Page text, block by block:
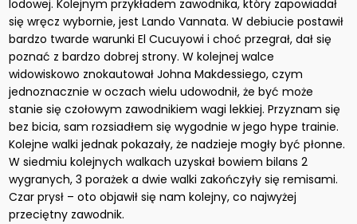
lodowej. Kolejnym przykładem zawodnika, który zapowiadał
się wręcz wybornie, jest Lando Vannata. W debiucie postawił
bardzo twarde warunki El Cucuyowi i choć przegrał, dał się
poznać z bardzo dobrej strony. W kolejnej walce
widowiskowo znokautował Johna Makdessiego, czym
jednoznacznie w oczach wielu udowodnił, że być może
stanie się czołowym zawodnikiem wagi lekkiej. Przyznam się
bez bicia, sam rozsiadłem się wygodnie w jego hype trainie.
Kolejne walki jednak pokazały, że nadzieje mogły być płonne.
W siedmiu kolejnych walkach uzyskał bowiem bilans 2
wygranych, 3 porażek a dwie walki zakończyły się remisami.
Czar prysł – oto objawił się nam kolejny, co najwyżej
przeciętny zawodnik.